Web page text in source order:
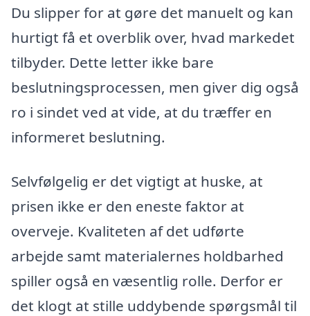
Du slipper for at gøre det manuelt og kan
hurtigt få et overblik over, hvad markedet
tilbyder. Dette letter ikke bare
beslutningsprocessen, men giver dig også
ro i sindet ved at vide, at du træffer en
informeret beslutning.
Selvfølgelig er det vigtigt at huske, at
prisen ikke er den eneste faktor at
overveje. Kvaliteten af det udførte
arbejde samt materialernes holdbarhed
spiller også en væsentlig rolle. Derfor er
det klogt at stille uddybende spørgsmål til